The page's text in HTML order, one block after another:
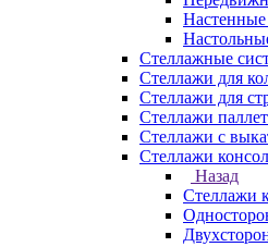
Настенные
Стеллажные
Стеллажи для
Стеллажи для
Стеллажи
Стеллажи с
Стеллажи
Назад
Стеллажи